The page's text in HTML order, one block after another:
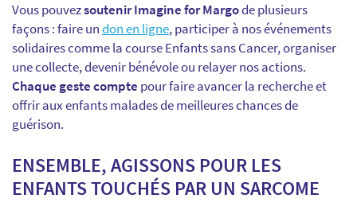
Vous pouvezsoutenir Imagine for Margode plusieurs
façons : faire undon en ligne, participer à nos événements
solidaires comme la course Enfants sans Cancer, organiser
une collecte, devenir bénévole ou relayer nos actions.
Chaque geste compte pour faire avancer la recherche et
offrir aux enfants malades de meilleures chances de
guérison.
ENSEMBLE, AGISSONS POUR LES
ENFANTS TOUCHÉS PAR UN SARCOME